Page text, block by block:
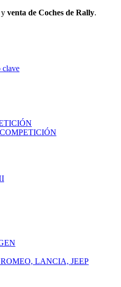
y venta de Coches de Rally.
clave
LANCIA, JEEP